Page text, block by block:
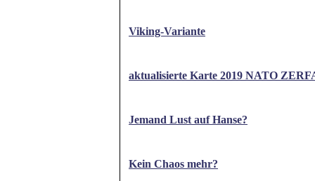
Viking-Variante
aktualisierte Karte 2019 NATO
Jemand Lust auf Hanse?
Kein Chaos mehr?